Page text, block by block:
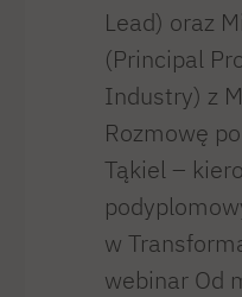
Lead) oraz
(Principal
Industry) z
Rozmowę
Tąkiel –
w
webinar Od